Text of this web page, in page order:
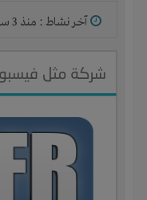
آخر نشاط : منذ 3 سنوات
شركة مثل